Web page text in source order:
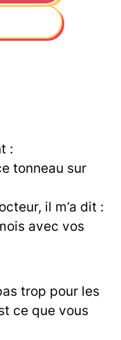
:
tonneau sur
il m’a dit :
avec vos
trop pour les
ce que vous